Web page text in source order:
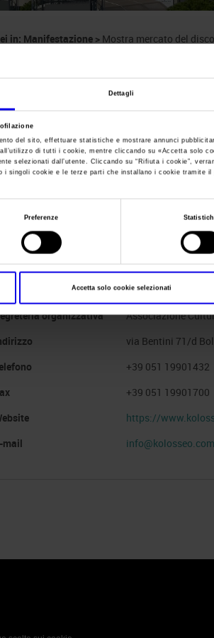
Dettagli
del sito, effettuare statistiche e mostrare annunci
di tutti i cookie, mentre cliccando su «Accetta solo
selezionati dall’utente. Cliccando su “Rifiuta i cookie”,
i singoli cookie e le terze parti che installano i cookie tramite il
Preferenze
Accetta solo cookie selezionati
in: Manifestazione> Mostra mercato del
27/04/2014 - 27/
Frequenza
https://
organizzativa
Associazione
via Bentini 71/d
+39 051 19901432
+39 051 19901700
https://
mail
info@kolosseo.com